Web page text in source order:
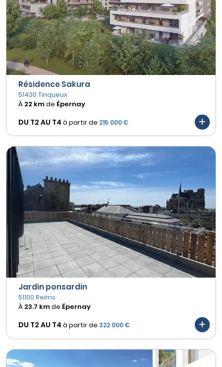
Résidence Sakura
51430 Tinqueux
À 22 kmde Épernay
DU T2 AU T4 à partir de 215 000 €
Jardin ponsardin
51100 Reims
À 23.7 kmde Épernay
DU T2 AU T4 à partir de 322 000 €